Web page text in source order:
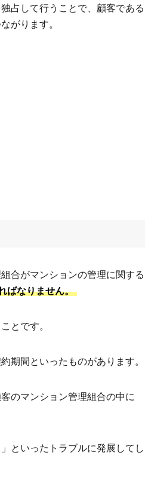
占して行うことで、顧客である
がります。
合がマンションの管理に関する
ばなりません。
とです。
期間といったものがあります。
のマンション管理組合の中に
といったトラブルに発展してし